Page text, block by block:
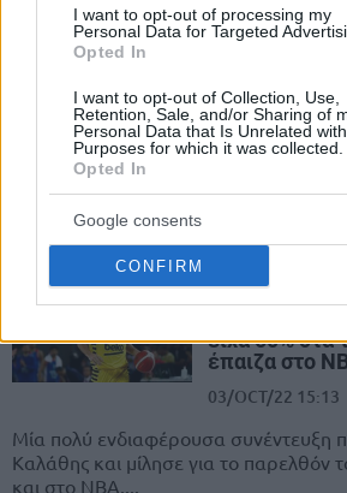
I want to opt-out of processing my
Personal Data for Targeted
Opted In
I want to opt-out of Collection, Use,
Retention, Sale, and/or Sharing of
Personal Data that Is Unrelated
Purposes for which it was collected.
Opted In
Google consents
CONFIRM
Ευρωλίγκα
Ιτούδη!
28/OCT/22 21:29
Η Φενερμπαχτσέ κέρδισε τον
την Εφές και πραγματοποιεί την
στη διοργάνωση, μετά...
είχα 50% στα
έπαιζα στο
03/OCT/22 15:13
Μία πολύ ενδιαφέρουσα συνέντευξη
Καλάθης και μίλησε για το παρελθόν
και στο ΝΒΑ....